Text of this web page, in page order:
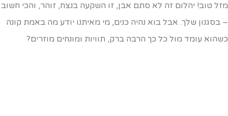
טוב! יהלום זה לא סתם אבן, זו השקעה בנצח, זוהר, והכי חשוב
בסגנון שלך. אבל בוא נהיה כנים, מי מאיתנו יודע מה באמת קונה
עומד מול כל כך הרבה ברק, תוויות ומונחים מוזרים?